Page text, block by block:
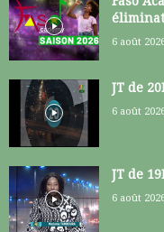
6 août
JT de
6 août
JT de
6 août